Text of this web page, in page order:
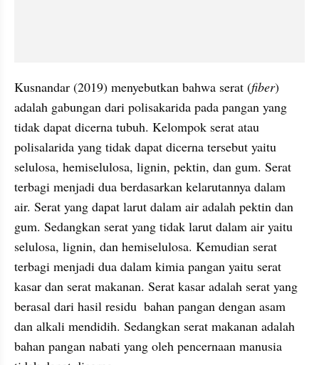
Kusnandar (2019) menyebutkan bahwa serat (fiber)
adalah gabungan dari polisakarida pada pangan yang
tidak dapat dicerna tubuh. Kelompok serat atau
polisalarida yang tidak dapat dicerna tersebut yaitu
selulosa, hemiselulosa, lignin, pektin, dan gum. Serat
terbagi menjadi dua berdasarkan kelarutannya dalam
air. Serat yang dapat larut dalam air adalah pektin dan
gum. Sedangkan serat yang tidak larut dalam air yaitu
selulosa, lignin, dan hemiselulosa. Kemudian serat
terbagi menjadi dua dalam kimia pangan yaitu serat
kasar dan serat makanan. Serat kasar adalah serat yang
berasal dari hasil residu  bahan pangan dengan asam
dan alkali mendidih. Sedangkan serat makanan adalah
bahan pangan nabati yang oleh pencernaan manusia